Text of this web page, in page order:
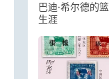
巴迪·希尔德的
生涯